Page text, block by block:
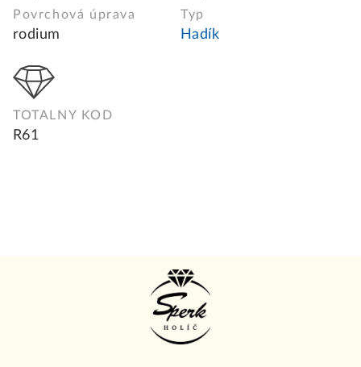
Povrchová úprava
rodium
Typ
Hadík
TOTALNY KOD
R61